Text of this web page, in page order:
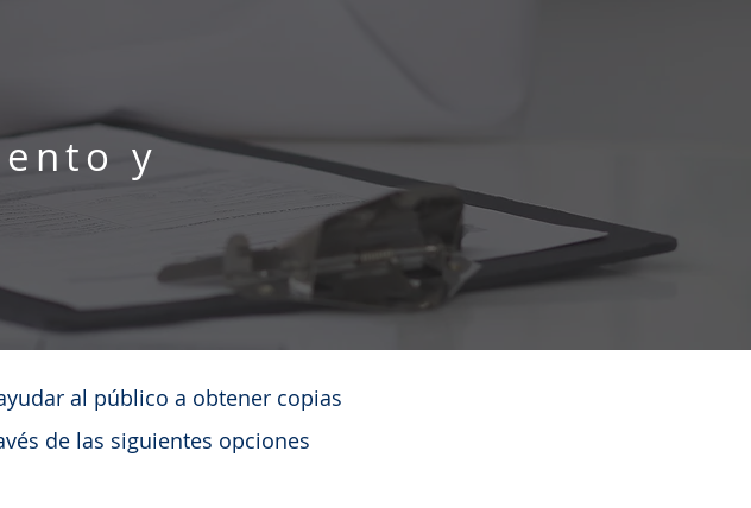
y
al público a obtener copias
de las siguientes opciones